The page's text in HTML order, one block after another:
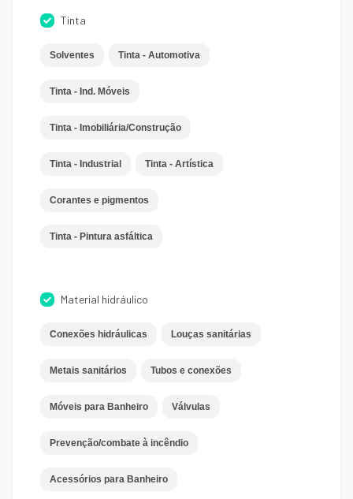
Tinta
Solventes Tinta - Automotiva
Tinta - Ind. Móveis
Tinta - Imobiliária/Construção
Tinta - Industrial Tinta - Artística
Corantes e pigmentos
Tinta - Pintura asfáltica
Material hidráulico
Conexões hidráulicas Louças sanitárias
Metais sanitários Tubos e conexões
Móveis para Banheiro Válvulas
Prevenção/combate à incêndio
Acessórios para Banheiro